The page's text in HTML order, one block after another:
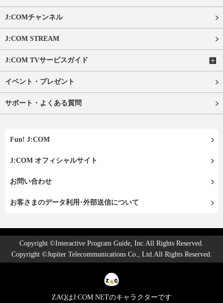
J:COMチャンネル
J:COM STREAM
J:COM TVサービスガイド
イベント・プレゼント
サポート・よくある質問
Fun! J:COM
J:COM オフィシャルサイト
お問い合わせ
お客さまのデータ利用･外部送信について
Copyright ©Interactive Program Guide, Inc.All Rights Reserved.
Copyright ©Jupiter Telecommunications Co., Ltd.All Rights Reserved.
ZAQはJ:COM NETのキャラクターです